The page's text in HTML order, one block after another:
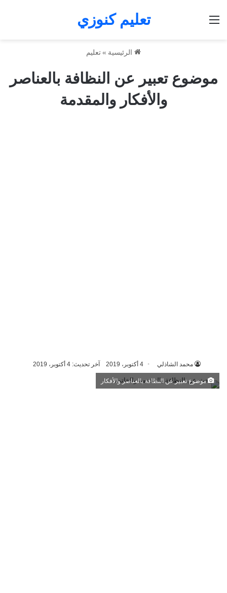
تعليم كنوزي
الرئيسية »تعليم
موضوع تعبير عن النظافة بالعناصر
والأفكار والمقدمة
محمد الشاذلي 4 أكتوبر، 2019 آخر تحديث: 4 أكتوبر، 2019
موضوع تعبير عن النظافة بالعناصر والأفكار